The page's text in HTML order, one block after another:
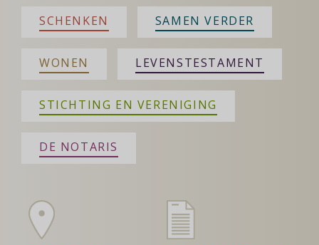
SCHENKEN SAMEN VERDER
WONEN LEVENSTESTAMENT
STICHTING EN VERENIGING
DE NOTARIS